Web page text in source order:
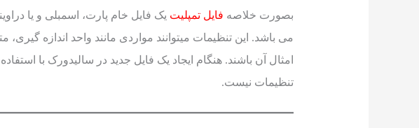
بصورت خلاصه فایل تمپلیت یک فایل خام پارت، اسمبلی و یا
می باشد. این تنظیمات میتوانند مواردی مانند واحد اندازه گیری،
امثال آن باشند. هنگام ایجاد یک فایل جدید در سالیدورک با
تنظیمات نیست.